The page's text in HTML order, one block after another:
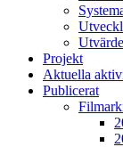
Projekt
Aktuella
Publicerat